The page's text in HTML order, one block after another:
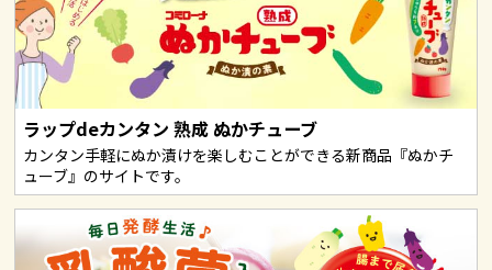
ラップdeカンタン 熟成 ぬかチューブ
カンタン手軽にぬか漬けを楽しむことができる新商品『ぬかチ
ューブ』のサイトです。